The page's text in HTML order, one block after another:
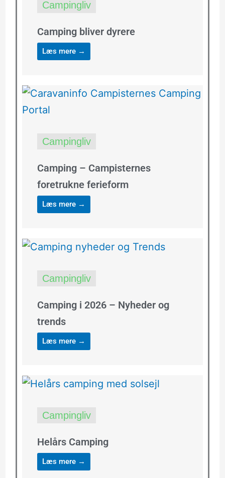
Campingliv
Camping bliver dyrere
Læs mere →
Campingliv
Camping – Campisternes
foretrukne ferieform
Læs mere →
Campingliv
Camping i 2026 – Nyheder og
trends
Læs mere →
Campingliv
Helårs Camping
Læs mere →